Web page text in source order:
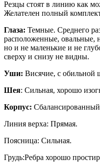
Резцы стоят в линию как
Желателен полный
Глаза: Темные. Среднего
расположенные, овальные,
но и не маленькие и не
сверху и снизу не видны.
Уши: Висячие, с обильной
Шея: Сильная, хорошо
Корпус:
Линия верха: Прямая.
Поясница: Сильная.
Грудь:Ребра хорошо